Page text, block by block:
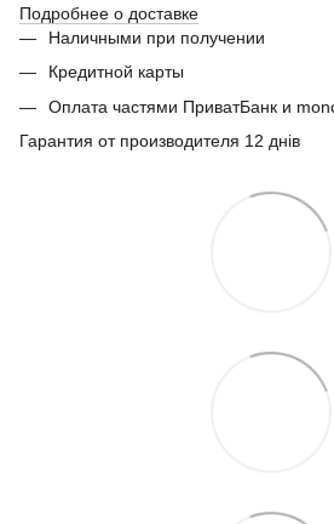
Подробнее о доставке
Наличными при получении
Кредитной карты
Оплата частями ПриватБанк и
Гарантия от производителя 12 днів